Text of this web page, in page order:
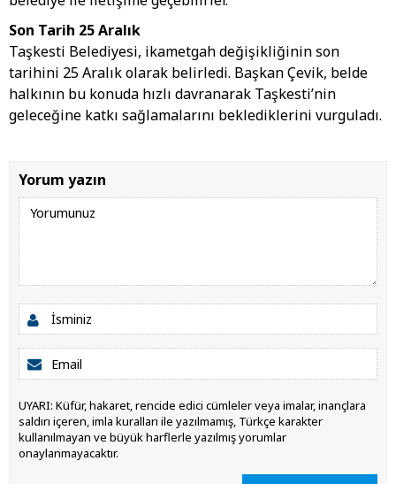
Son Tarih 25 Aralık
Taşkesti Belediyesi, ikametgah değişikliğinin son
tarihini 25 Aralık olarak belirledi. Başkan Çevik, belde
halkının bu konuda hızlı davranarak Taşkesti’nin
geleceğine katkı sağlamalarını beklediklerini vurguladı.
Yorum yazın
UYARI: Küfür, hakaret, rencide edici cümleler veya imalar, inançlara
saldırı içeren, imla kuralları ile yazılmamış, Türkçe karakter
kullanılmayan ve büyük harflerle yazılmış yorumlar
onaylanmayacaktır.